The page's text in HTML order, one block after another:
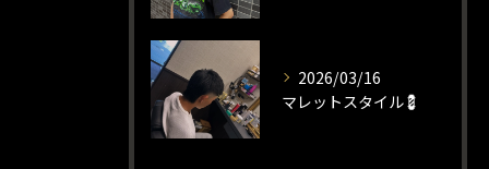
2026/03/16
マレットスタイル💈